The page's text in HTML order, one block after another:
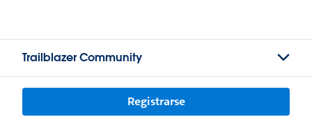
Trailblazer Community
Registrarse